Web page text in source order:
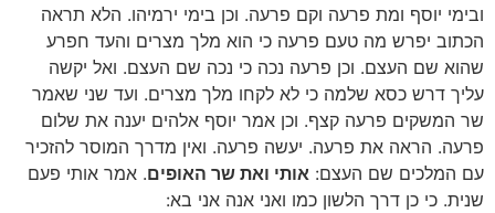
ובימי יוסף ומת פרעה וקם פרעה. וכן בימי ירמיהו. הלא תראה
הכתוב יפרש מה טעם פרעה כי הוא מלך מצרים והעד חפרע
שהוא שם העצם. וכן פרעה נכה כי נכה שם העצם. ואל יקשה
עליך דרש כסא שלמה כי לא לקחו מלך מצרים. ועד שני שאמר
שר המשקים פרעה קצף. וכן אמר יוסף אלהים יענה את שלום
פרעה. הראה את פרעה. יעשה פרעה. ואין מדרך המוסר להזכיר
עם המלכים שם העצם: אותי ואת שר האופים. אמר אותי פעם
שנית. כי כן דרך הלשון כמו ואני אנה אני בא: